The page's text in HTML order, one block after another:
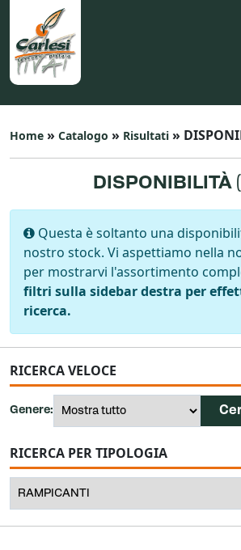
Home » Catalogo » Risultati »
DISPONIBILITÀ (
Questa è soltanto una
nostro stock. Vi aspettiamo nella
per mostrarvi l'assortimento
filtri sulla sidebar destra per
ricerca.
RICERCA VELOCE
Genere:
RICERCA PER TIPOLOGIA